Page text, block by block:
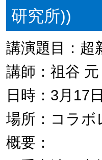
研究所))
講演題目：超
講師：祖谷
日時：3月17
場所：コラボ
概要：